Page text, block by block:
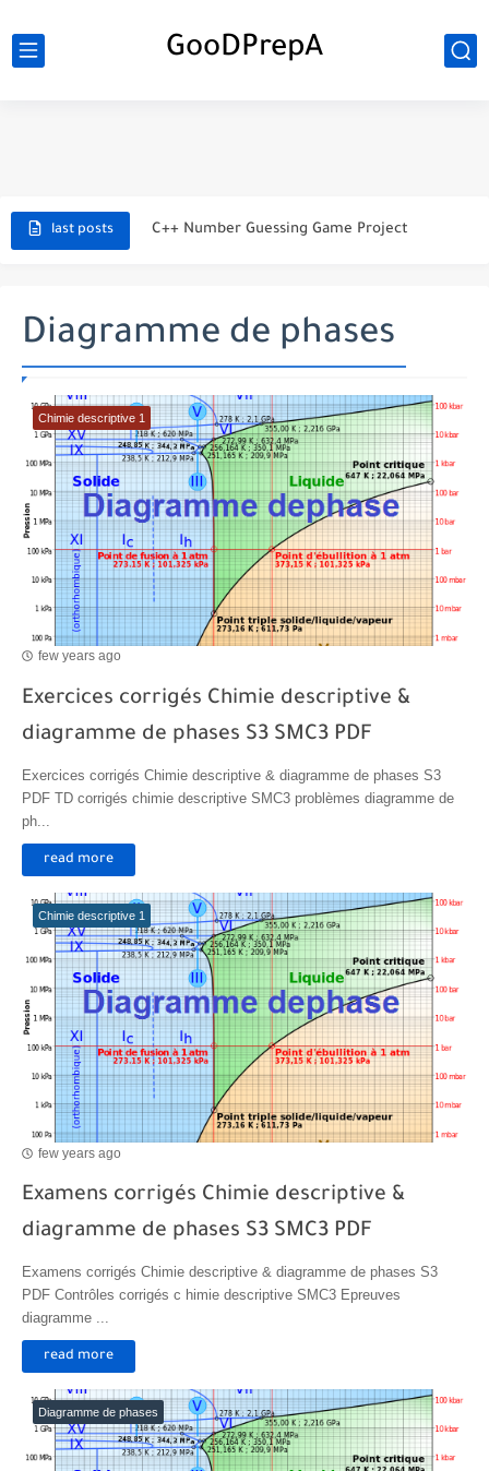
GooDPrepA
last posts C++ Number Guessing Game Project
C++ Simple Text Editor Project
La Communication Oral en PDF
Transformations spontanées dans les piles et production d'énergie 2bac
Chute libre verticale d’un solide
Diagramme de phases
Chimie descriptive 1
few years ago
Exercices corrigés Chimie descriptive &
diagramme de phases S3 SMC3 PDF
Exercices corrigés Chimie descriptive & diagramme de phases S3
PDF TD corrigés chimie descriptive SMC3 problèmes diagramme de
ph...
read more
Chimie descriptive 1
few years ago
Examens corrigés Chimie descriptive &
diagramme de phases S3 SMC3 PDF
Examens corrigés Chimie descriptive & diagramme de phases S3
PDF Contrôles corrigés c himie descriptive SMC3 Epreuves
diagramme ...
read more
Diagramme de phases